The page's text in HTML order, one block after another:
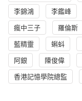
李錦鴻 李鑑峰
瘋中三子 羅倫斯
藍精靈 蝌蚪
阿銀 陳俊偉
香港記憶學院總監